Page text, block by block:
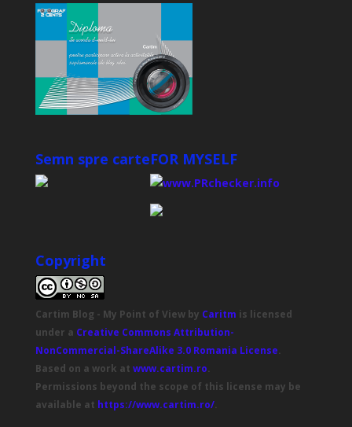
Semn spre carteFOR MYSELF
Copyright
Cartim Blog - My Point of Viewby Caritm is licensed
under a Creative Commons Attribution-
NonCommercial-ShareAlike 3.0 Romania License.
Based on a work at www.cartim.ro.
Permissions beyond the scope of this license may be
available at https://www.cartim.ro/.